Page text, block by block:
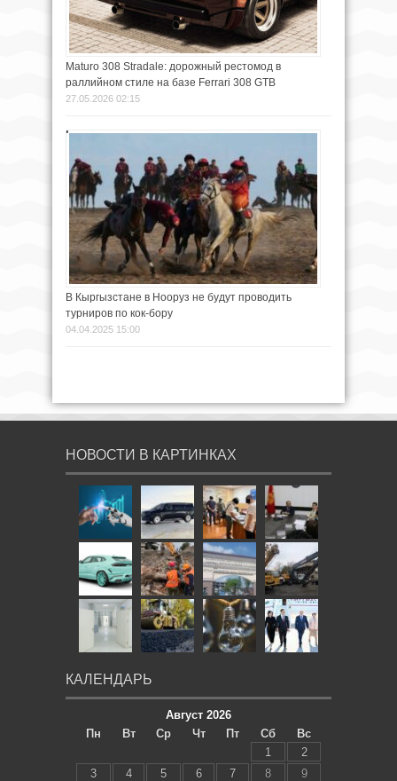
Maturo 308 Stradale: дорожный рестомод в
раллийном стиле на базе Ferrari 308 GTB
27.05.2026 02:15
В Кыргызстане в Нооруз не будут проводить
турниров по кок-бору
04.04.2025 15:00
НОВОСТИ В КАРТИНКАХ
КАЛЕНДАРЬ
Август 2026
Пн
Вт Ср Чт Пт Сб
Вс
1
2
3
4 5 6 7 8
9